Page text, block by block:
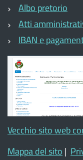
Albo pretorio
Atti
IBAN e
Vecchio sito web
Mappa del sito |